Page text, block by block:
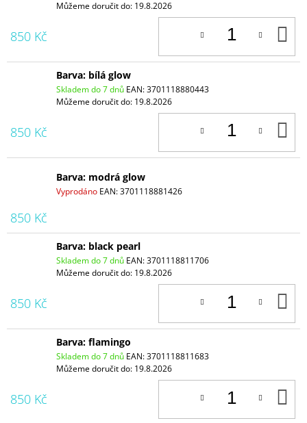
Můžeme doručit do: 19.8.2026
850 Kč
Barva: bílá glow
Skladem do 7 dnů EAN:3701118880443
Můžeme doručit do: 19.8.2026
850 Kč
Barva: modrá glow
Vyprodáno EAN:3701118881426
850 Kč
Barva: black pearl
Skladem do 7 dnů EAN:3701118811706
Můžeme doručit do: 19.8.2026
850 Kč
Barva: flamingo
Skladem do 7 dnů EAN:3701118811683
Můžeme doručit do: 19.8.2026
850 Kč